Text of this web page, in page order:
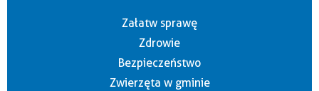
Załatw sprawę
Zdrowie
Bezpieczeństwo
Zwierzęta w gminie